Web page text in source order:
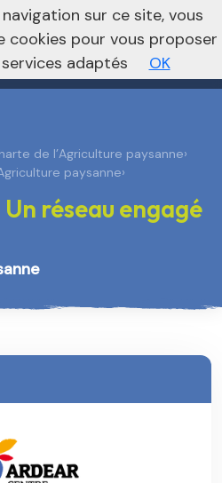
foncière Vers le site national
de l’Agriculture paysanne›
paysanne›
réseau engagé
sur ce site, vous
cookies pour vous proposer
adaptés
OK